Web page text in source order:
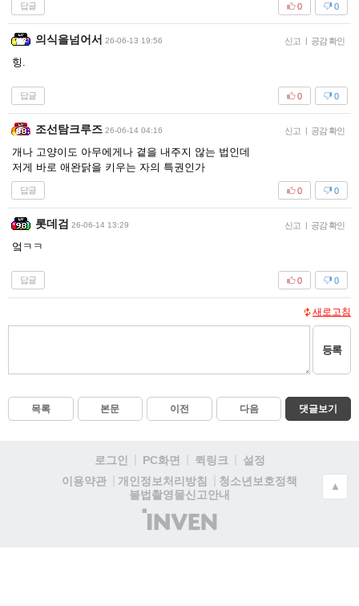
답글 0
0
의식을넘어서 26-06-13 19:56 신고 | 공감 확인
힝.
답글 0
0
조선탐크루즈 26-06-14 04:16 신고 | 공감 확인
개나 고양이도 아무에게나 곁을 내주지 않는 법인데
저게 바로 애완닭을 키우는 자의 특권인가
답글 0
0
롯데검 26-06-14 13:29 신고 | 공감 확인
엌ㅋㅋ
답글 0
0
새로고침
등록
목록 본문 이전 다음 댓글보기
로그인 PC화면 퀵링크
설정
이용약관
개인정보처리방침
청소년보호정책
불법촬영물신고안내
(주)
인
▲